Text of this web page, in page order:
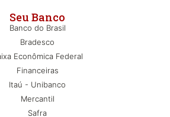
Seu Banco
Banco do Brasil
Bradesco
Econômica Federal
Financeiras
Itaú - Unibanco
Mercantil
Safra